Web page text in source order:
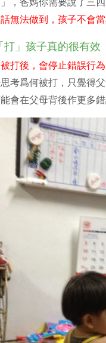
，爸媽你需要說了三
無法做到，孩子不會
打」孩子真的很有效
打後，會停止錯誤行
考爲何被打，只覺得
會在父母背後作更多